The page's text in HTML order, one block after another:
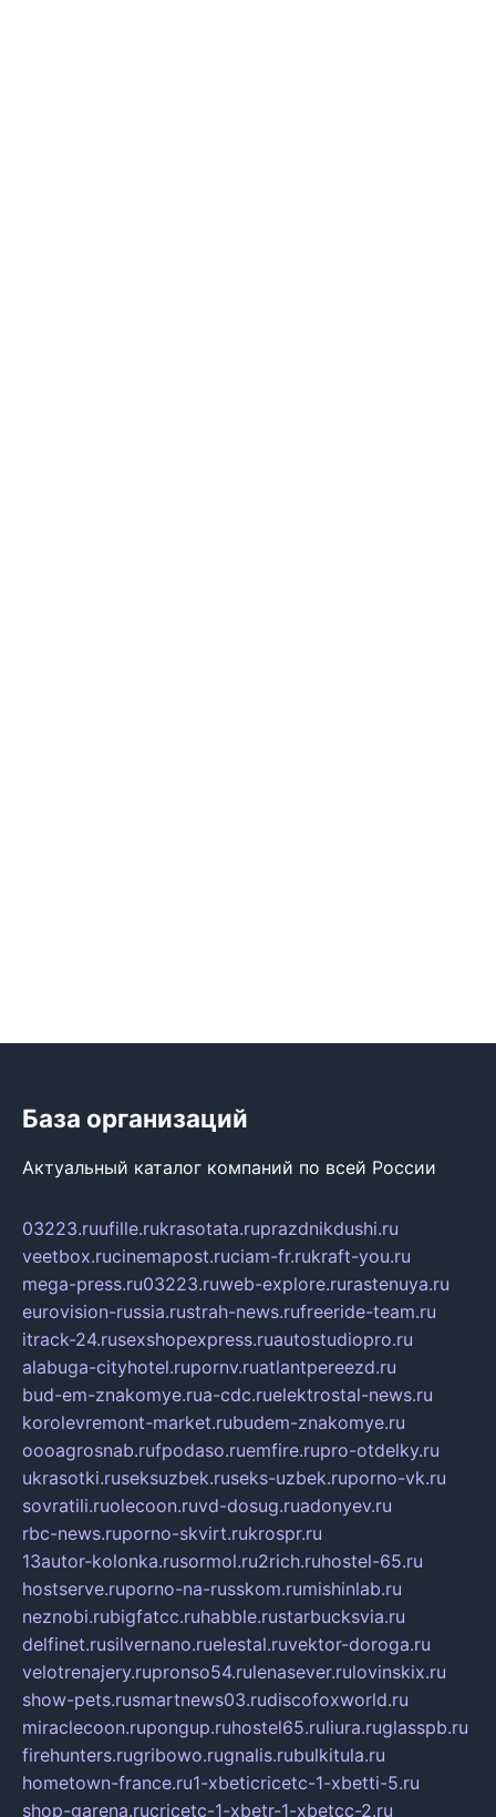
База организаций
Актуальный каталог компаний по всей России
03223.ruufille.rukrasotata.ruprazdnikdushi.ru
veetbox.rucinemapost.ruciam-fr.rukraft-you.ru
mega-press.ru03223.ruweb-explore.rurastenuya.ru
eurovision-russia.rustrah-news.rufreeride-team.ru
itrack-24.rusexshopexpress.ruautostudiopro.ru
alabuga-cityhotel.rupornv.ruatlantpereezd.ru
bud-em-znakomye.rua-cdc.ruelektrostal-news.ru
korolevremont-market.rubudem-znakomye.ru
oooagrosnab.rufpodaso.ruemfire.rupro-otdelky.ru
ukrasotki.ruseksuzbek.ruseks-uzbek.ruporno-vk.ru
sovratili.ruolecoon.ruvd-dosug.ruadonyev.ru
rbc-news.ruporno-skvirt.rukrospr.ru
13autor-kolonka.rusormol.ru2rich.ruhostel-65.ru
hostserve.ruporno-na-russkom.rumishinlab.ru
neznobi.rubigfatcc.ruhabble.rustarbucksvia.ru
delfinet.rusilvernano.ruelestal.ruvektor-doroga.ru
velotrenajery.rupronso54.rulenasever.rulovinskix.ru
show-pets.rusmartnews03.rudiscofoxworld.ru
miraclecoon.rupongup.ruhostel65.ruliura.ruglasspb.ru
firehunters.rugribowo.rugnalis.rubulkitula.ru
hometown-france.ru1-xbeticricetc-1-xbetti-5.ru
shop-garena.rucricetc-1-xbetr-1-xbetcc-2.ru